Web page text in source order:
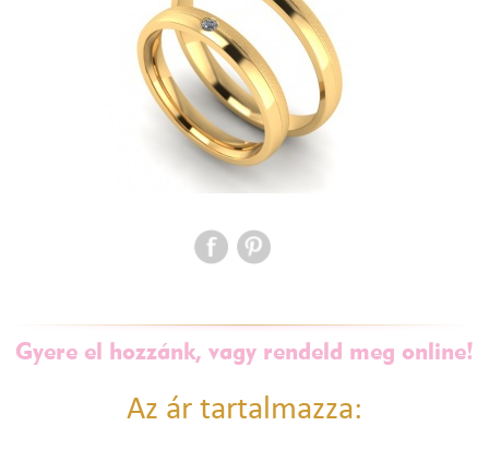
Gyere el hozzánk, vagy rendeld meg online!
Az ár tartalmazza: